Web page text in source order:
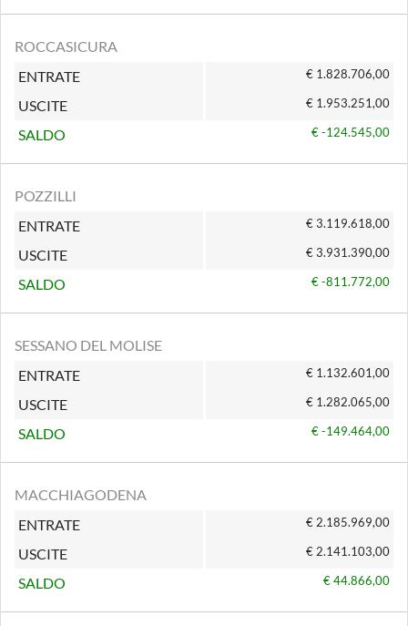
ROCCASICURA
ENTRATE
€ 1.828.706,00
USCITE € 1.953.251,00
SALDO € -124.545,00
POZZILLI
ENTRATE
€ 3.119.618,00
USCITE € 3.931.390,00
SALDO € -811.772,00
SESSANO DEL MOLISE
ENTRATE
€ 1.132.601,00
USCITE € 1.282.065,00
SALDO € -149.464,00
MACCHIAGODENA
ENTRATE
€ 2.185.969,00
USCITE € 2.141.103,00
SALDO € 44.866,00